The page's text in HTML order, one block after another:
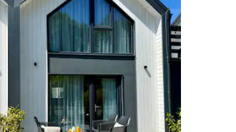
5 sur la base de 11 commentaires : 5 sur 5